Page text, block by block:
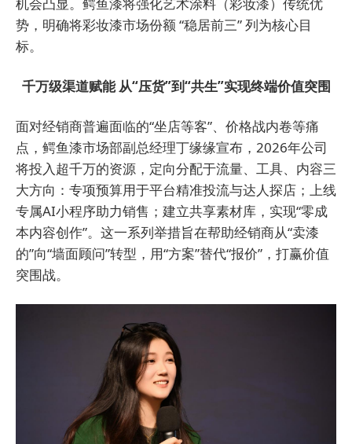
机会凸显。鳄鱼漆将强化艺术涂料（彩妆漆）传统优
势，明确将彩妆漆市场份额 “稳居前三” 列为核心目
标。
千万级渠道赋能 从“压货”到“共生”实现终端价值突围
面对经销商普遍面临的“坐店等客”、价格战内卷等痛
点，鳄鱼漆市场部副总经理丁缘缘宣布，2026年公司
将投入超千万的资源，定向分配于流量、工具、内容三
大方向：专项预算用于平台精准投流与达人探店；上线
专属AI小程序助力销售；建立共享素材库，实现“零成
本内容创作”。这一系列举措旨在帮助经销商从“卖漆
的”向“墙面顾问”转型，用“方案”替代“报价”，打赢价值
突围战。